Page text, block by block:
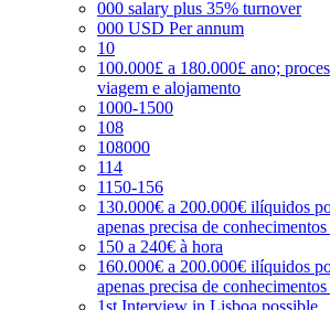
000 salary plus 35% turnover
000 USD Per annum
10
100.000£ a 180.000£ ano;
viagem e alojamento
1000-1500
108
108000
114
1150-156
130.000€ a 200.000€ ilíquidos
apenas precisa de
150 a 240€ à hora
160.000€ a 200.000€ ilíquidos
apenas precisa de
1st Interview in Lisboa possible